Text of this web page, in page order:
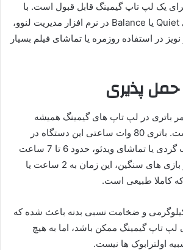
یک لپ تاپ گیمینگ قابل قبول است. با
فعال کردن حالت های Quiet یا Balance در نرم افزار مدیریت لنوو،
در استفاده روزمره یا تماشای فیلم بسیار
پذیری
باتری در لپ تاپ های گیمینگ همیشه
چالش برانگیز بوده است. باتری 80 وات ساعتی این دستگاه در
استفاده سبک مثل وب گردی یا تماشای ویدئو، حدود 6 تا 7 ساعت
شارژدهی دارد. اما در بازی های سنگین، این زمان به 2 ساعت یا
کاملا طبیعی است.
حدود 2.5 تا 2.7 کیلوگرمی و ضخامت نسبی بدنه باعث شده که
تاپ گیمینگ ممکن باشد، اما به هیچ
اولترابوک ها نیست.